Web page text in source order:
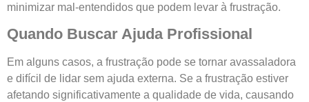
minimizar mal-entendidos que podem levar à frustração.
Quando Buscar Ajuda Profissional
Em alguns casos, a frustração pode se tornar avassaladora
e difícil de lidar sem ajuda externa. Se a frustração estiver
afetando significativamente a qualidade de vida, causando